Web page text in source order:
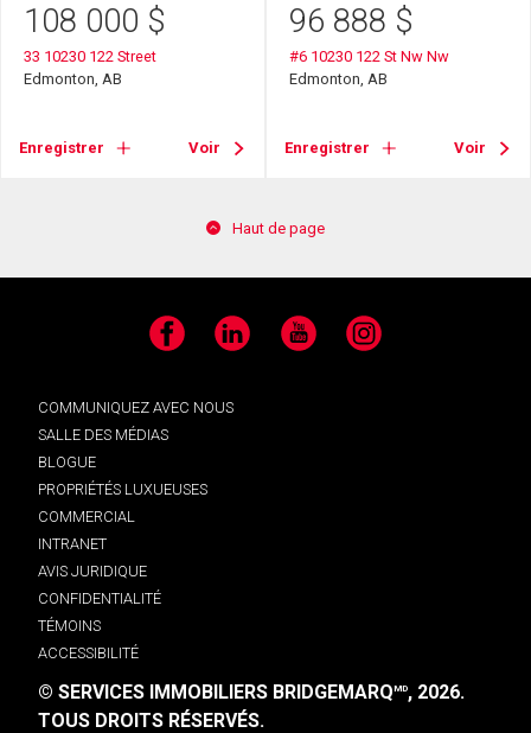
108 000 $
33 10230 122 Street
Edmonton, AB
Enregistrer Voir
96 888 $
#6 10230 122 St Nw Nw
Edmonton, AB
Enregistrer Voir
Haut de page
Facebook LinkedIn YouTube Instagram
COMMUNIQUEZ AVEC NOUS
SALLE DES MÉDIAS
BLOGUE
PROPRIÉTÉS LUXUEUSES
COMMERCIAL
INTRANET
AVIS JURIDIQUE
CONFIDENTIALITÉ
TÉMOINS
ACCESSIBILITÉ
© SERVICES IMMOBILIERS BRIDGEMARQMD, 2026.
TOUS DROITS RÉSERVÉS.